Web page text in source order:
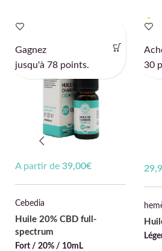
A partir de 39,00€
Cebedia
Huile 20% CBD full-
spectrum
Fort / 20% / 10mL
Gagnez
jusqu'à 78 points.
30